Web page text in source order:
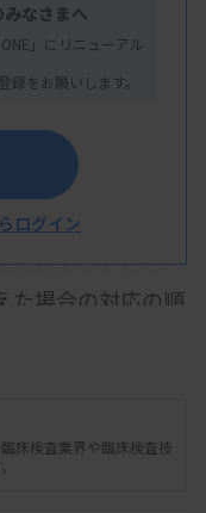
える量の菌を頻
センターは報告
けていた。他に
で定めた年1回
など複数の違反
念がある」とし、
た場合の対応の順
エスクリニッ
、本人の脂肪由来
なさまへ
」にリニューアル
をお願いします。
ログイン
床検査業界や臨床検査技